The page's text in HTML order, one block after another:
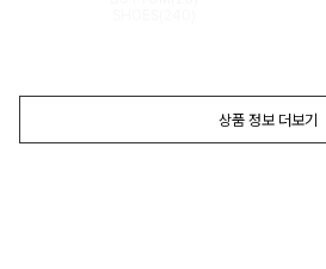
상품 정보 더보기